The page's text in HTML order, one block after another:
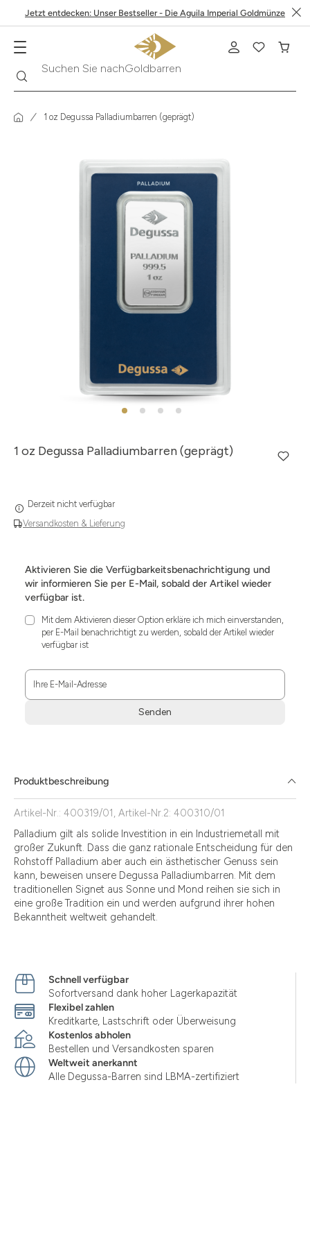
Jetzt entdecken: Unser Bestseller - Die Aguila Imperial Goldmünze
Suchen Sie nach
1 oz Degussa Palladiumbarren (geprägt)
1 oz Degussa Palladiumbarren (geprägt)
Versandkosten & Lieferung
Derzeit nicht verfügbar
Aktivieren Sie die Verfügbarkeitsbenachrichtigung und
wir informieren Sie per E-Mail, sobald der Artikel wieder
verfügbar ist.
Mit dem Aktivieren dieser Option erkläre ich mich einverstanden,
per E-Mail benachrichtigt zu werden, sobald der Artikel wieder
verfügbar ist
Ihre E-Mail-Adresse
Senden
die
Zustimmung
aktivieren.
Produktbeschreibung
Artikel-Nr.: 400319/01, Artikel-Nr.2: 400310/01
Palladium gilt als solide Investition in ein Industriemetall mit
großer Zukunft. Dass die ganz rationale Entscheidung für den
Rohstoff Palladium aber auch ein ästhetischer Genuss sein
kann, beweisen unsere Degussa Palladiumbarren. Mit dem
traditionellen Signet aus Sonne und Mond reihen sie sich in
eine große Tradition ein und werden aufgrund ihrer hohen
Bekanntheit weltweit gehandelt.
Schnell verfügbar
Sofortversand dank hoher Lagerkapazität
Flexibel zahlen
Kreditkarte, Lastschrift oder Überweisung
Kostenlos abholen
Bestellen und Versandkosten sparen
Weltweit anerkannt
Alle Degussa-Barren sind LBMA-zertifiziert